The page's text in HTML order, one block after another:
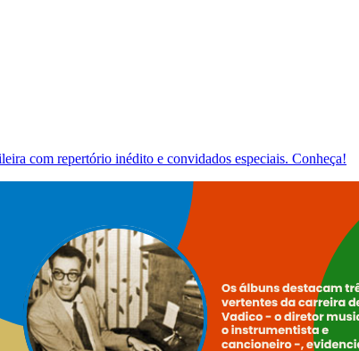
com repertório inédito e convidados especiais. Conheça!